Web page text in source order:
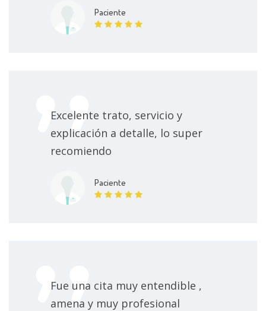
Paciente
Excelente trato, servicio y
explicación a detalle, lo super
recomiendo
Paciente
Fue una cita muy entendible ,
amena y muy profesional